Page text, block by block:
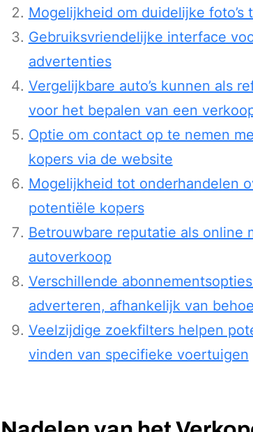
Mogelijkheid om duidelijke foto’s
Gebruiksvriendelijke interface
advertenties
Vergelijkbare auto’s kunnen als
voor het bepalen van een
Optie om contact op te nemen
kopers via de website
Mogelijkheid tot onderhandelen
potentiële kopers
Betrouwbare reputatie als online
autoverkoop
Verschillende
adverteren, afhankelijk van
Veelzijdige zoekfilters helpen
vinden van specifieke voertuigen